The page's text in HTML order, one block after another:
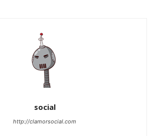
social
http://clamorsocial.com